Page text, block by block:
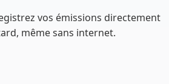
vos émissions directement
même sans internet.